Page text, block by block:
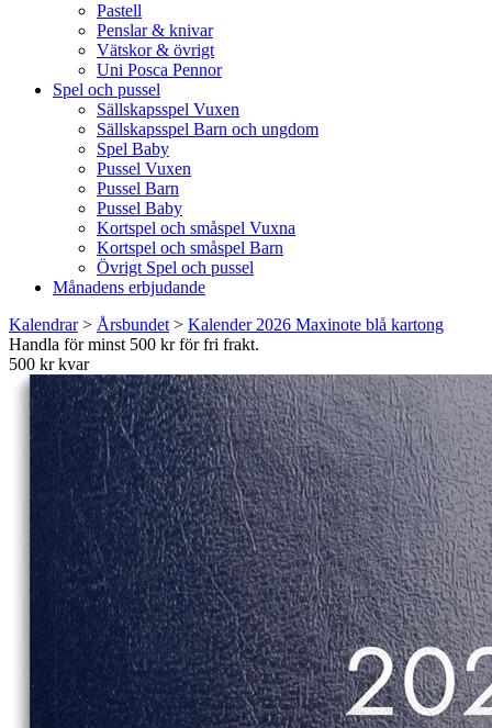
Pastell
Penslar & knivar
Vätskor & övrigt
Uni Posca Pennor
Spel och pussel
Sällskapsspel Vuxen
Sällskapsspel Barn och ungdom
Spel Baby
Pussel Vuxen
Pussel Barn
Pussel Baby
Kortspel och småspel Vuxna
Kortspel och småspel Barn
Övrigt Spel och pussel
Månadens erbjudande
Kalendrar> Årsbundet > Kalender 2026 Maxinote blå kartong
Handla för minst 500 kr för fri frakt.
500 kr kvar